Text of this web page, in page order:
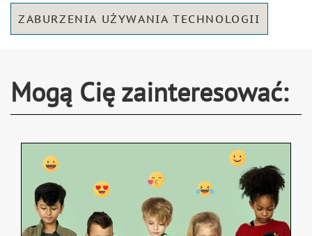
ZABURZENIA UŻYWANIA TECHNOLOGII
Mogą Cię zainteresować: